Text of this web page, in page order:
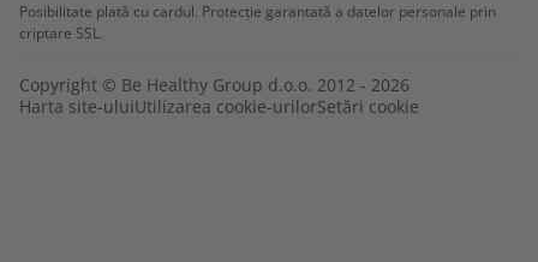
Posibilitate plată cu cardul. Protecție garantată a datelor personale prin
criptare SSL.
Copyright © Be Healthy Group d.o.o. 2012 - 2026
Harta site-uluiUtilizarea cookie-urilorSetări cookie